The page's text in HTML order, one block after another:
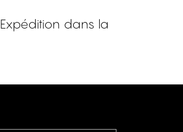
Expédition dans la